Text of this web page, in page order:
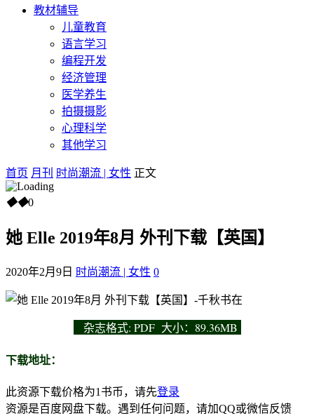
教材辅导
儿童教育
语言学习
编程开发
经济管理
医学养生
拍摄摄影
心理科学
其他学习
首页 月刊 时尚潮流 | 女性 正文
◆◆0
她 Elle 2019年8月 外刊下载【英国】
2020年2月9日 时尚潮流 | 女性 0
杂志格式: PDF 大小：89.36MB
下载地址：
此资源下载价格为1 书币，请先登录
资源是百度网盘下载。遇到任何问题，请加QQ或微信反馈